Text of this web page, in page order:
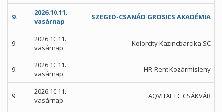
9.
2026.10.11.
vasárnap
SZEGED-CSANÁD GROSICS AKADÉMIA
9.
2026.10.11.
vasárnap
Kolorcity Kazincbarcika SC
9.
2026.10.11.
vasárnap
HR-Rent Kozármisleny
9.
2026.10.11.
vasárnap
AQVITAL FC CSÁKVÁR